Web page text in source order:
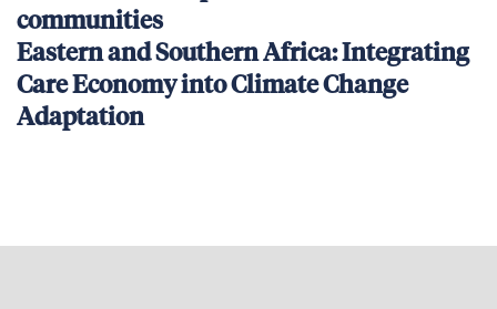
communities
Eastern and Southern Africa: Integrating
Care Economy into Climate Change
Adaptation